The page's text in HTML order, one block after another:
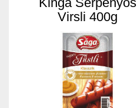
Virsli 400g